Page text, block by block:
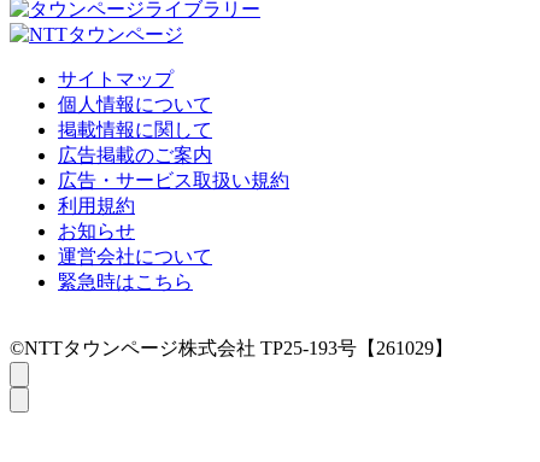
サイトマップ
個人情報について
掲載情報に関して
広告掲載のご案内
広告・サービス取扱い規約
利用規約
お知らせ
運営会社について
緊急時はこちら
©NTTタウンページ株式会社 TP25-193号【261029】